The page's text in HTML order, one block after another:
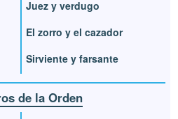
Juez y verdugo
El zorro y el cazador
Sirviente y farsante
de la Orden